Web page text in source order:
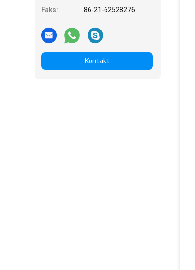
Faks:
86-21-62528276
Kontakt